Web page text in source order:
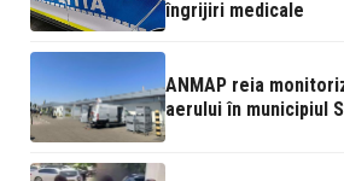
îngrijiri medicale
ANMAP reia
aerului în municipiul